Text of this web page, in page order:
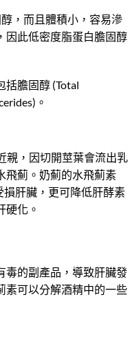
，而且體積小，容易滲
因此低密度脂蛋白膽固醇
括膽固醇 (Total
。
親，因切開莖葉會流出乳
飛薊。奶薊的水飛薊素
損肝臟，更可降低肝酵素
硬化。
毒的副產品，導致肝臟發
素可以分解酒精中的一些